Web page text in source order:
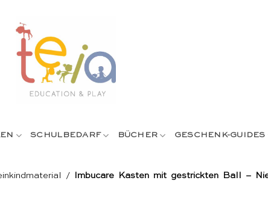
SCHULBEDARF BÜCHER GESCHENK-GUIDES
/ Imbucare Kasten mit gestrickten Ball –